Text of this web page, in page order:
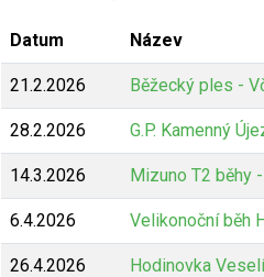
Datum Název
21.2.2026 Běžecký ples -
28.2.2026 G.P. Kamenný
14.3.2026 Mizuno T2 běhy -
6.4.2026 Velikonoční běh
26.4.2026 Hodinovka